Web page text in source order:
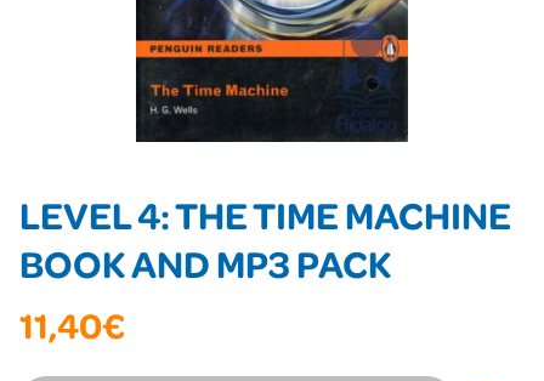
LEVEL 4: THE TIME MACHINE
BOOK AND MP3 PACK
11,40€